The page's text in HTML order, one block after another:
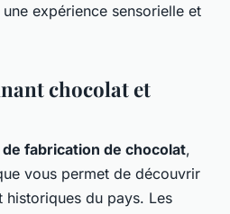
expérience sensorielle et
chocolat et
fabrication de chocolat,
vous permet de découvrir
historiques du pays. Les